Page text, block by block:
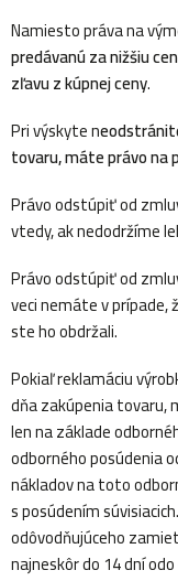
Namiesto práva na
predávanú za nižšiu
zľavu z kúpnej ceny.
Pri výskyte n
tovaru, máte právo na
Právo odstúpiť od
vtedy, ak nedodržíme
Právo odstúpiť od
veci nemáte v
ste ho obdržali.
Pokiaľ reklamáciu
dňa zakúpenia
len na základe
odborného posúdenia
nákladov na toto
s posúdením
odôvodňujúceho
najneskôr do 14 dní